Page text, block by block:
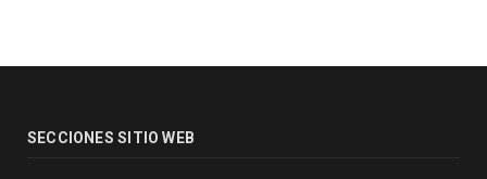
SECCIONES SITIO WEB